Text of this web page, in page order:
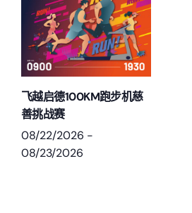
飞越启德100KM跑步机慈
善挑战赛
08/22/2026 -
08/23/2026